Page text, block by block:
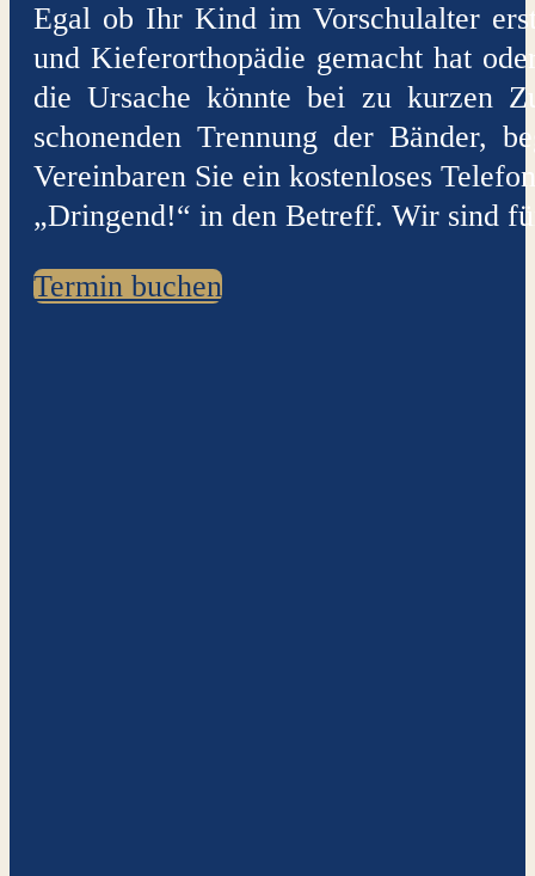
Egal ob Ihr Kind im Vorschulalter
und Kieferorthopädie gemacht hat
die Ursache könnte bei zu kurzen
schonenden Trennung der Bänder,
Vereinbaren Sie ein kostenloses
„Dringend!“ in den Betreff. Wir sind
Termin buchen